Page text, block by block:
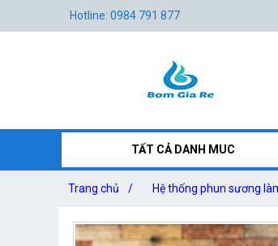
Hotline: 0984 791 877
TẤT CẢ DANH MUC
Trang chủ / Hệ thống phun sương